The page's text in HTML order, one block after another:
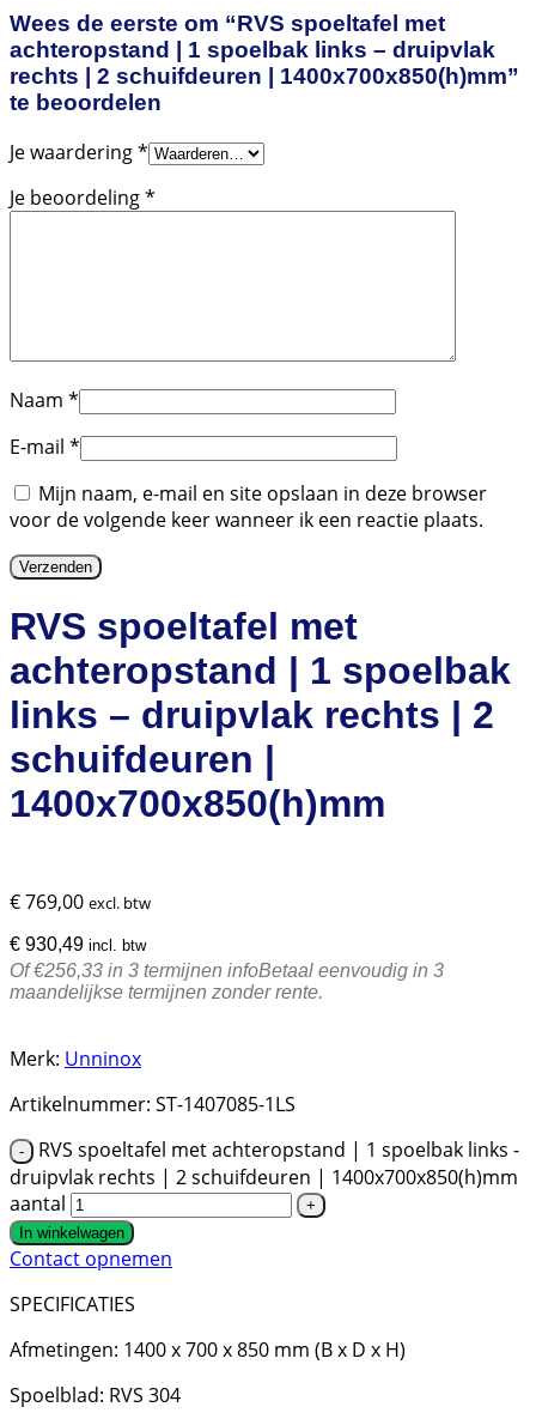
Wees de eerste om “RVS spoeltafel met
achteropstand | 1 spoelbak links – druipvlak
rechts | 2 schuifdeuren | 1400x700x850(h)mm”
te beoordelen
Je waardering*
Je beoordeling*
Naam *
E-mail *
Mijn naam, e-mail en site opslaan in deze browser
voor de volgende keer wanneer ik een reactie plaats.
RVS spoeltafel met
achteropstand | 1 spoelbak
links – druipvlak rechts | 2
schuifdeuren |
1400x700x850(h)mm
€769,00 excl. btw
€ 930,49 incl. btw
Of €256,33 in 3 termijnen infoBetaal eenvoudig in 3
maandelijkse termijnen zonder rente.
Merk: Unninox
Artikelnummer: ST-1407085-1LS
RVS spoeltafel met achteropstand | 1 spoelbak links -
druipvlak rechts | 2 schuifdeuren | 1400x700x850(h)mm
aantal
In winkelwagen
Contact opnemen
SPECIFICATIES
Afmetingen: 1400 x 700 x 850 mm (B x D x H)
Spoelblad: RVS 304